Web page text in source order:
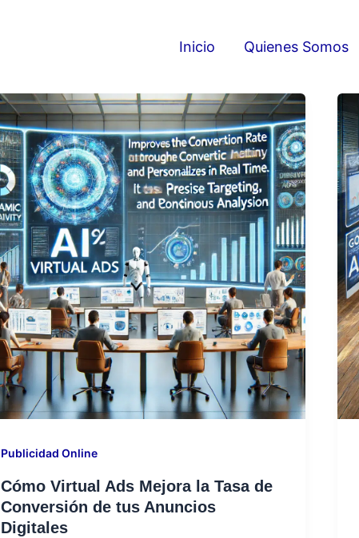
Inicio Quienes Somos
Publicidad Online
Cómo Virtual Ads Mejora la Tasa de
Conversión de tus Anuncios
Digitales